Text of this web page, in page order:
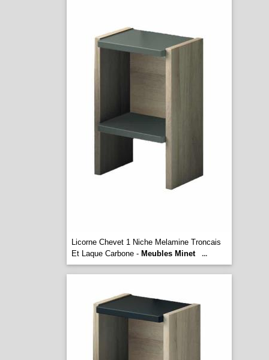
Licorne Chevet 1 Niche Melamine Troncais
Et Laque Carbone - Meubles Minet ...